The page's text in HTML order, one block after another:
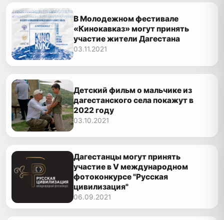
В Молодежном фестивале
«Кинокавказ» могут принять
участие жители Дагестана
03.11.2021
Детский фильм о мальчике из
дагестанского села покажут в
2022 году
03.10.2021
Дагестанцы могут принять
участие в V международном
фотоконкурсе "Русская
цивилизация"
06.09.2021